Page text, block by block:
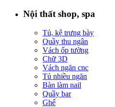
Nội thất shop, spa
Tủ, kệ trưng bày
Quầy thu ngân
Vách ốp tường
Chữ 3D
Vách ngăn cnc
Tủ nhiều ngăn
Bàn làm nail
Quầy bar
Ghế